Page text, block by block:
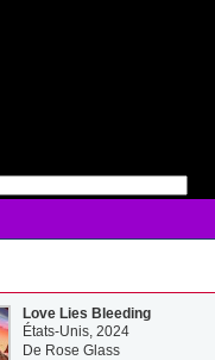
Love Lies Bleeding
États-Unis, 2024
De Rose Glass